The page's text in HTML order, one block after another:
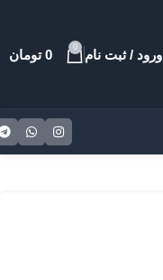
ورود / ثبت نام 0
0 تومان